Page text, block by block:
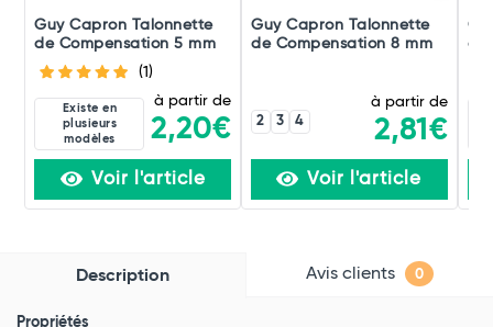
Guy Capron Talonnette
de Compensation 5 mm
(1)
Existe en
plusieurs
modèles
à partir de
2,20€
Voir l'article
Guy Capron Talonnette
de Compensation 8 mm
2 3 4
à partir de
2,81€
Voir l'article
Description Avis clients 0
Propriétés